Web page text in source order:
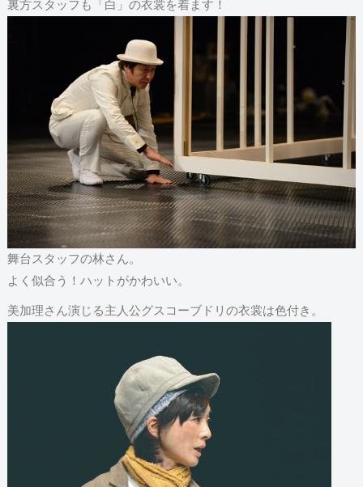
裏方スタッフも「白」の衣裳を着ます！
舞台スタッフの林さん。
よく似合う！ハットがかわいい。
美加理さん演じる主人公グスコーブドリの衣裳は色付き。